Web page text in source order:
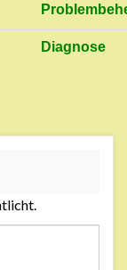
Diagnose